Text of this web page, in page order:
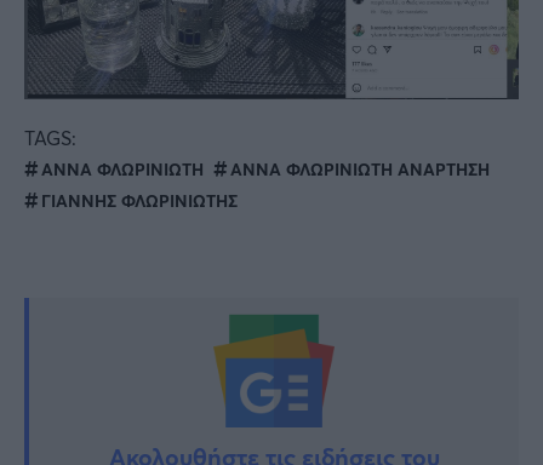
TAGS:
ΑΝΝΑ ΦΛΩΡΙΝΙΩΤΗ
ΑΝΝΑ ΦΛΩΡΙΝΙΩΤΗ ΑΝΑΡΤΗΣΗ
ΓΙΑΝΝΗΣ ΦΛΩΡΙΝΙΩΤΗΣ
Ακολουθήστε τις ειδήσεις του